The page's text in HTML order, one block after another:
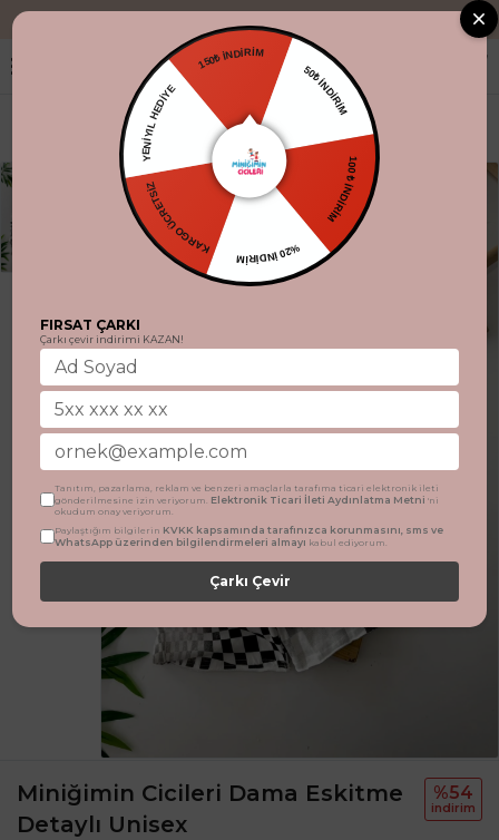
"Aynı gün
Miniğimin Cicileri Dama Eskitme
Detaylı Unisex
%54
i̇ndi̇ri̇m
150₺ İNDİRİM
50₺ İNDİRİM
100 ₺ İNDİRİM
%20 İNDİRİM
KARGO ÜCRETSİZ
YENİYIL HEDİYE
FIRSAT ÇARKI
Çarkı çevir indirimi KAZAN!
Tanıtım, pazarlama, reklam ve benzeri amaçlarla tarafıma ticari elektronik ileti
gönderilmesine izin veriyorum. Elektronik Ticari İleti Aydınlatma Metni 'ni
okudum onay veriyorum.
Paylaştığım bilgilerin KVKK kapsamında tarafınızca korunmasını, sms ve
WhatsApp üzerinden bilgilendirmeleri almayı kabul ediyorum.
Çarkı Çevir